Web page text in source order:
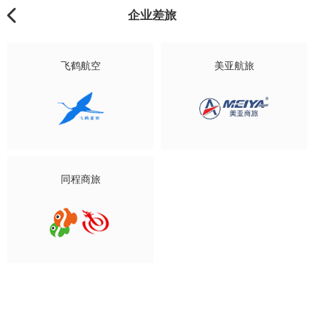
企业差旅
飞鹤航空 美亚航旅
同程商旅